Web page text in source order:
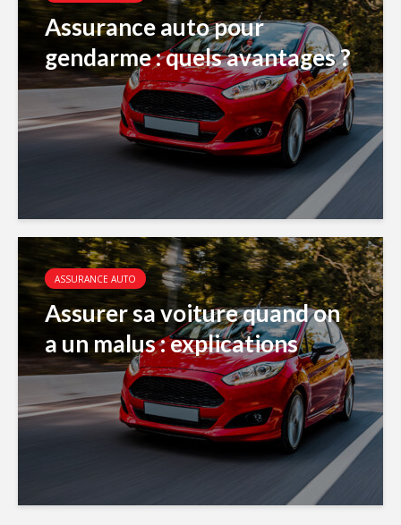
Assurance auto pour
gendarme : quels avantages ?
ASSURANCE AUTO
Assurer sa voiture quand on
a un malus : explications